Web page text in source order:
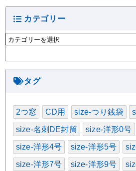
カテゴリー
カ
テ
タグ
2つ窓 CD用 size-つり銭袋
size-名刺DE封筒 size-洋形0号
size-洋形4号 size-洋形5号
size-洋形7号 size-洋形9号